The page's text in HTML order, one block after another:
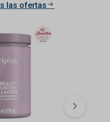
las ofertas